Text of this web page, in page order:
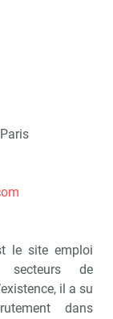
le site emploi
de
il a su
dans